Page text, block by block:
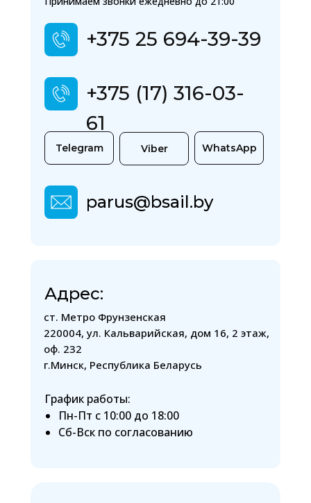
Авиатуры
Вьетнам
Вьетнам
Вьетнам
Грузия
Адрес:
ст. Метро Фрунзенская
220004, ул. Кальварийская, дом 16, 2 этаж,
оф. 232
г.Минск, Республика Беларусь
График работы:
Пн-Пт с 10:00 до 18:00
Сб-Вск по согласованию
parus@bsail.by
+375 (17) 316-03-
61
+375 25 694-39-39
Telegram Viber WhatsApp